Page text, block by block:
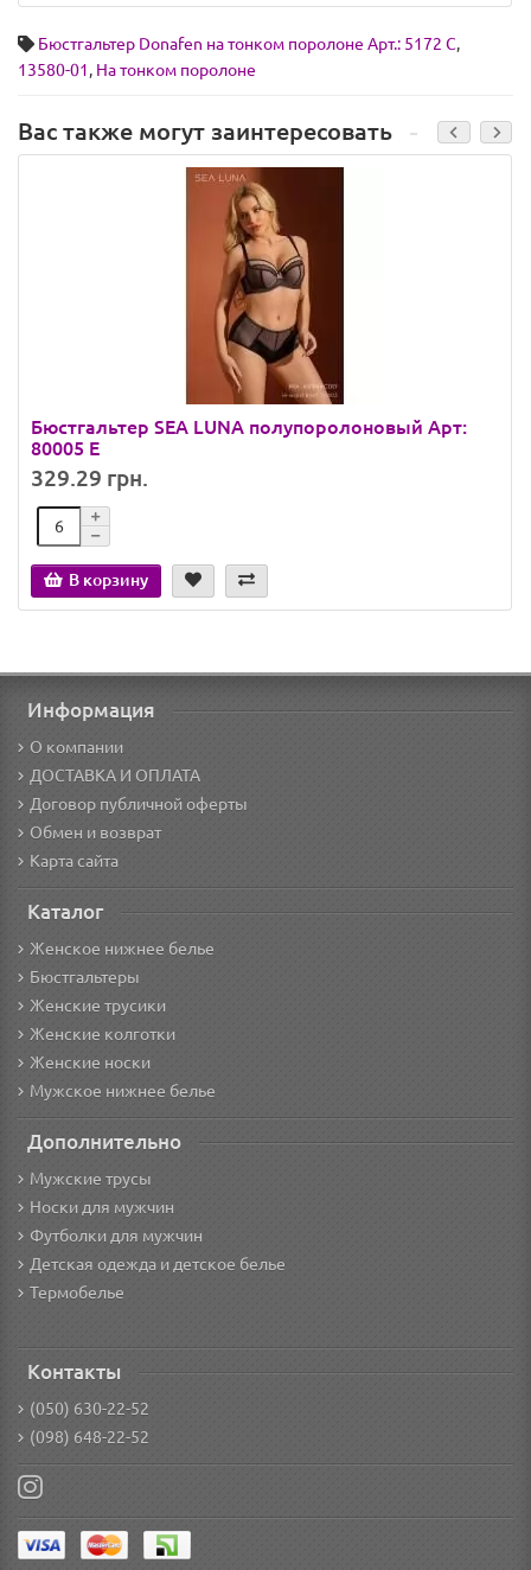
Бюстгальтер Donafen на тонком поролоне Арт.: 5172 C,
13580-01, На тонком поролоне
Вас также могут заинтересовать
Бюстгальтер SEA LUNA полупоролоновый Арт:
80005 E
329.29 грн.
В корзину
Информация
О компании
ДОСТАВКА И ОПЛАТА
Договор публичной оферты
Обмен и возврат
Карта сайта
Каталог
Женское нижнее белье
Бюстгальтеры
Женские трусики
Женские колготки
Женские носки
Мужское нижнее белье
Дополнительно
Мужские трусы
Носки для мужчин
Футболки для мужчин
Детская одежда и детское белье
Термобелье
Контакты
(050) 630-22-52
(098) 648-22-52